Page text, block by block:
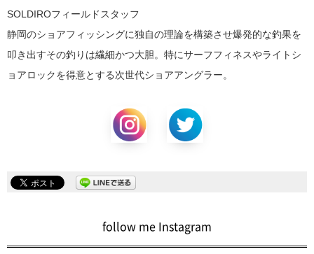
SOLDIROフィールドスタッフ
静岡のショアフィッシングに独自の理論を構築させ爆発的な釣果を
叩き出すその釣りは繊細かつ大胆。特にサーフフィネスやライトシ
ョアロックを得意とする次世代ショアアングラー。
follow me Instagram